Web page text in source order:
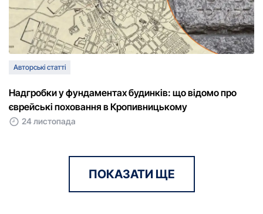
Авторські статті
Надгробки у фундаментах будинків: що відомо про
єврейські поховання в Кропивницькому
24 листопада
ПОКАЗАТИ ЩЕ